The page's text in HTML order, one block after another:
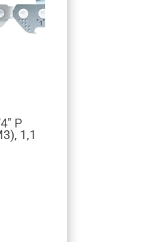
P
1,1